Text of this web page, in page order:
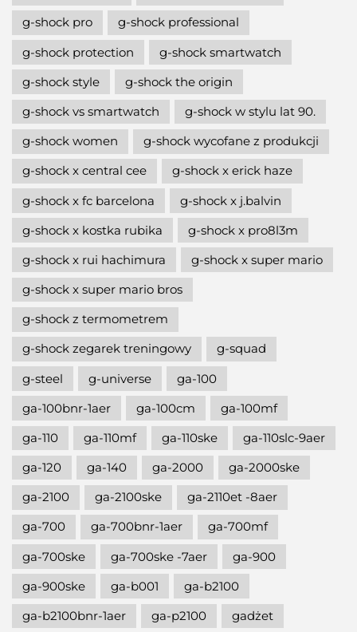
g-shock pro
g-shock professional
g-shock protection
g-shock smartwatch
g-shock style
g-shock the origin
g-shock vs smartwatch
g-shock w stylu lat 90.
g-shock women
g-shock wycofane z produkcji
g-shock x central cee
g-shock x erick haze
g-shock x fc barcelona
g-shock x j.balvin
g-shock x kostka rubika
g-shock x pro8l3m
g-shock x rui hachimura
g-shock x super mario
g-shock x super mario bros
g-shock z termometrem
g-shock zegarek treningowy
g-squad
g-steel
g-universe
ga-100
ga-100bnr-1aer
ga-100cm
ga-100mf
ga-110
ga-110mf ga-110ske
ga-110slc-9aer
ga-120
ga-140 ga-2000
ga-2000ske
ga-2100
ga-2100ske
ga-2110et -8aer
ga-700
ga-700bnr-1aer
ga-700mf
ga-700ske
ga-700ske -7aer
ga-900
ga-900ske
ga-b001
ga-b2100
ga-b2100bnr-1aer
ga-p2100
gadżet